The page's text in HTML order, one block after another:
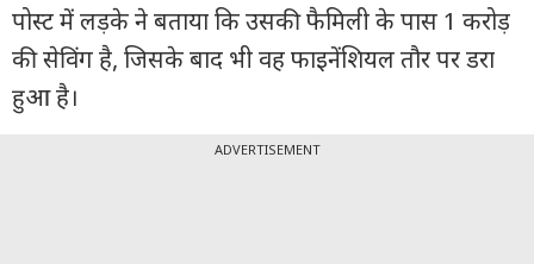
वीडियो
ट्रेंडिंग
पोस्ट में लड़के ने बताया कि उसकी फैमिली के पास 1 करोड़
की सेविंग है, जिसके बाद भी वह फाइनेंशियल तौर पर डरा
हुआ है।
ADVERTISEMENT